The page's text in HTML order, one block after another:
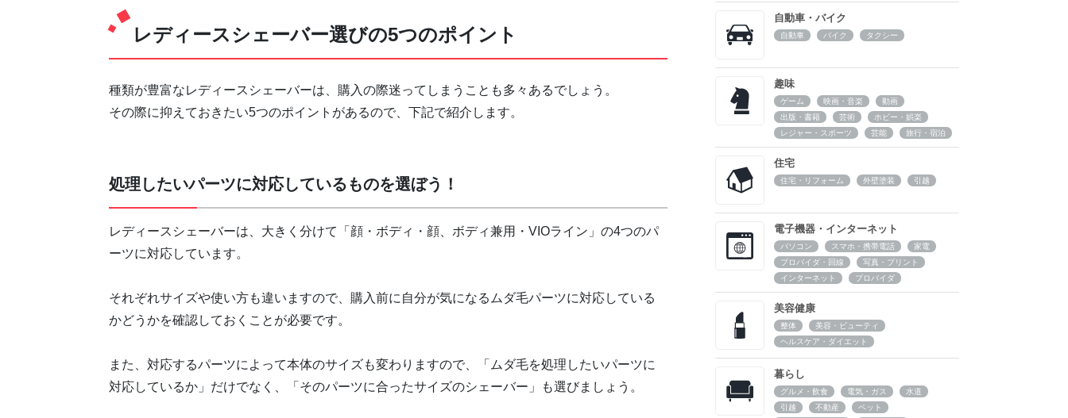
レディースシェーバー選びの5つのポイント
種類が豊富なレディースシェーバーは、購入の際迷ってしまうことも多々あるでしょう。
その際に抑えておきたい5つのポイントがあるので、下記で紹介します。
処理したいパーツに対応しているものを選ぼう！
レディースシェーバーは、大きく分けて「顔・ボディ・顔、ボディ兼用・VIOライン」の4つのパ
ーツに対応しています。
それぞれサイズや使い方も違いますので、購入前に自分が気になるムダ毛パーツに対応している
かどうかを確認しておくことが必要です。
また、対応するパーツによって本体のサイズも変わりますので、「ムダ毛を処理したいパーツに
対応しているか」だけでなく、「そのパーツに合ったサイズのシェーバー」も選びましょう。
自動車・バイク
自動車 バイク タクシー
趣味
ゲーム 映画・音楽
動画
出版・書籍
芸術
ホビー・娯楽
レジャー・スポーツ
芸能 旅行・宿泊
住宅
住宅・リフォーム 外壁塗装 引越
電子機器・インターネット
パソコン スマホ・携帯電話
家電
プロバイダ・回線
写真・プリント
インターネット
プロバイダ
美容健康
整体
美容・ビューティ
ヘルスケア・ダイエット
暮らし
グルメ・飲食 電気・ガス
水道
引越
不動産
ペット